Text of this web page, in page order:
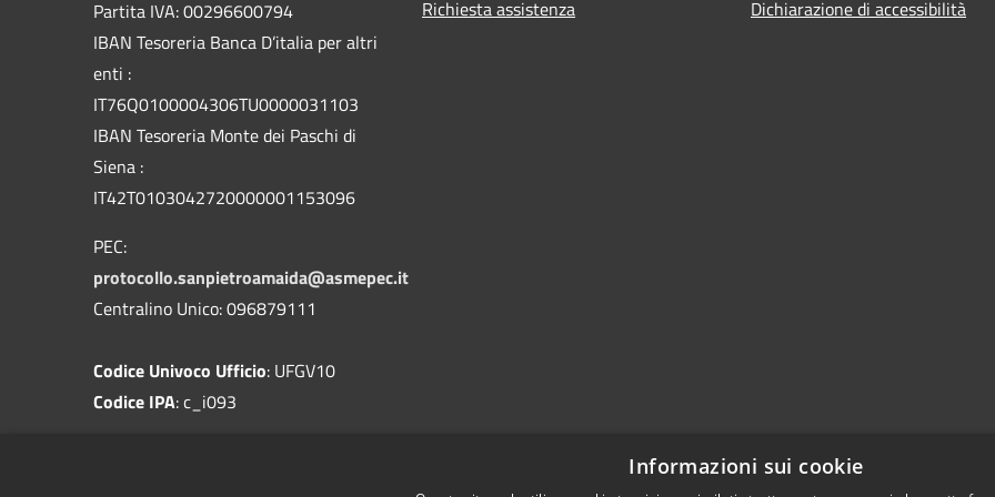
Partita IVA: 00296600794
IBAN Tesoreria Banca D’italia per altri
enti :
IT76Q0100004306TU0000031103
IBAN Tesoreria Monte dei Paschi di
Siena :
IT42T0103042720000001153096
PEC:
protocollo.sanpietroamaida@asmepec.it
Centralino Unico: 096879111
Codice Univoco Ufficio: UFGV10
Codice IPA: c_i093
Richiesta assistenza Dichiarazione di accessibilità
Informazioni sui cookie